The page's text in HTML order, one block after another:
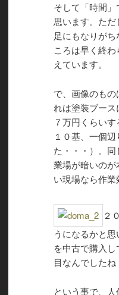
そして「時間
思います。た
足にもなりが
ころは早く終
えています。
で、画像のも
れは塗装ブー
７万円くらい
１０基、一個
た・・・）。
業場が暗いの
い現場なら作業
２
うになるかと
を中古で購入
目なんでしたね
という事で、